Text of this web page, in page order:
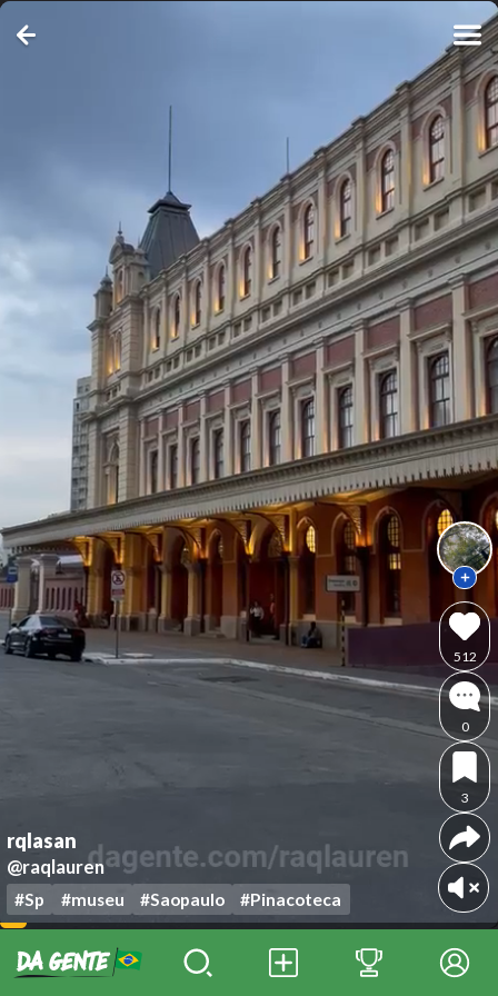
rqlasan
@raqlauren
#Sp #museu #Saopaulo #Pinacoteca
512
0
3